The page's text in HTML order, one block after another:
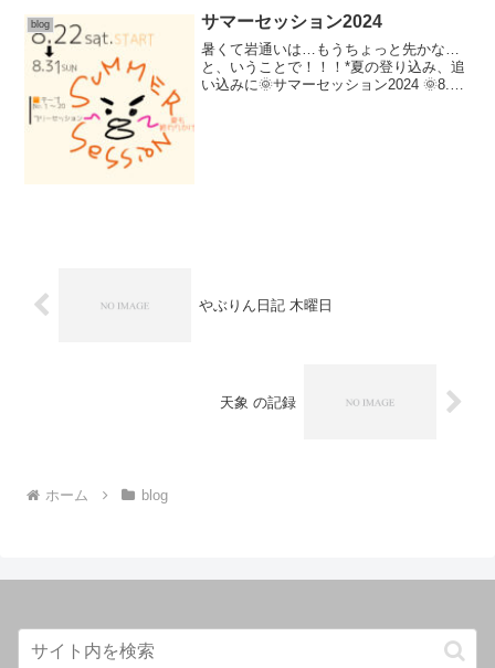
か」などアドバイ...
blog サマーセッション2024
暑くて岩通いは…もうちょっと先かな…
と、いうことで！！！*夏の登り込み、追
い込みに🌞サマーセッション2024 🌞8.22
やぶりん日記 木曜日
天象 の記録
ホーム blog